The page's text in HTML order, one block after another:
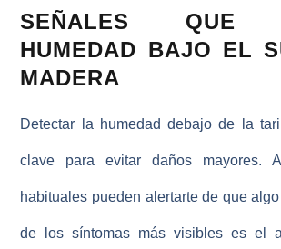
SEÑALES QUE
HUMEDAD BAJO EL
MADERA
Detectar la humedad debajo de la
clave para evitar daños mayores.
habituales pueden alertarte de que
de los síntomas más visibles es el